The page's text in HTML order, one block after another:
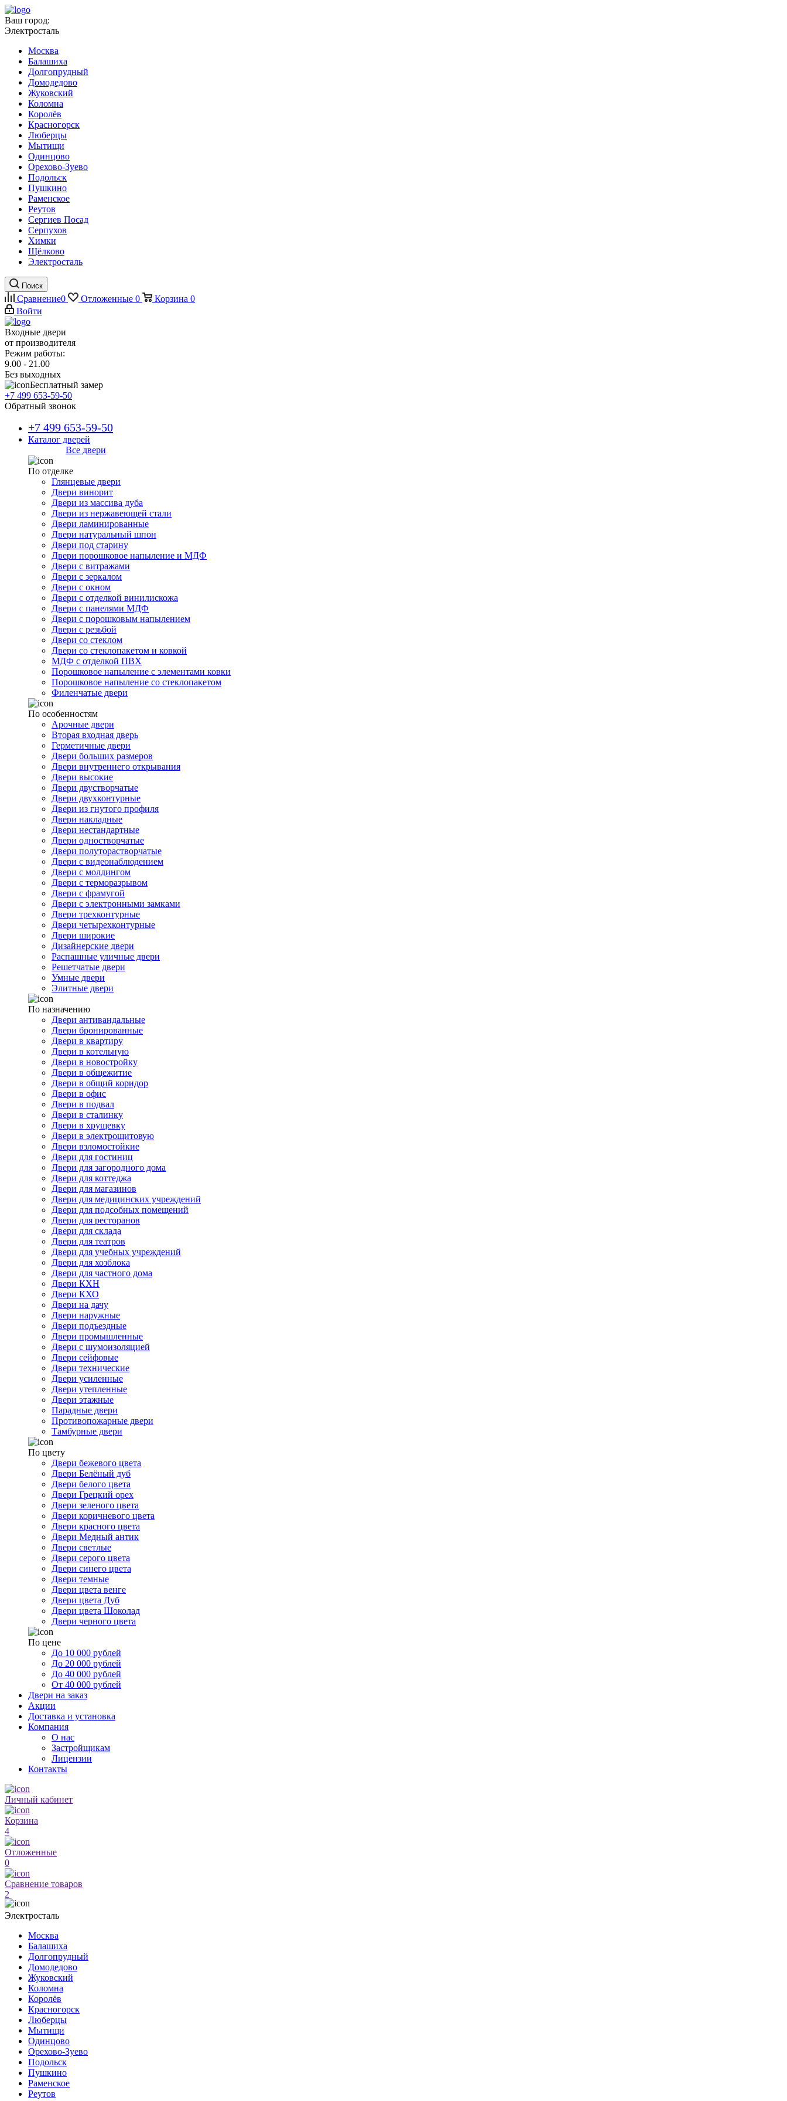
Ваш город:
Электросталь
Москва
Балашиха
Долгопрудный
Домодедово
Жуковский
Коломна
Королёв
Красногорск
Люберцы
Мытищи
Одинцово
Орехово-Зуево
Подольск
Пушкино
Раменское
Реутов
Сергиев Посад
Серпухов
Химки
Щёлково
Электросталь
Поиск
Сравнение0 Отложенные 0 Корзина 0
Войти
Входные двери
от производителя
Режим работы:
9.00 - 21.00
Без выходных
Бесплатный замер
+7 499 653-59-50
Обратный звонок
+7 499 653-59-50
Каталог дверей
Все двери
По отделке
Глянцевые двери
Двери винорит
Двери из массива дуба
Двери из нержавеющей стали
Двери ламинированные
Двери натуральный шпон
Двери под старину
Двери порошковое напыление и МДФ
Двери с витражами
Двери с зеркалом
Двери с окном
Двери с отделкой винилискожа
Двери с панелями МДФ
Двери с порошковым напылением
Двери с резьбой
Двери со стеклом
Двери со стеклопакетом и ковкой
МДФ с отделкой ПВХ
Порошковое напыление с элементами ковки
Порошковое напыление со стеклопакетом
Филенчатые двери
По особенностям
Арочные двери
Вторая входная дверь
Герметичные двери
Двери больших размеров
Двери внутреннего открывания
Двери высокие
Двери двустворчатые
Двери двухконтурные
Двери из гнутого профиля
Двери накладные
Двери нестандартные
Двери одностворчатые
Двери полуторастворчатые
Двери с видеонаблюдением
Двери с молдингом
Двери с терморазрывом
Двери с фрамугой
Двери с электронными замками
Двери трехконтурные
Двери четырехконтурные
Двери широкие
Дизайнерские двери
Распашные уличные двери
Решетчатые двери
Умные двери
Элитные двери
По назначению
Двери антивандальные
Двери бронированные
Двери в квартиру
Двери в котельную
Двери в новостройку
Двери в общежитие
Двери в общий коридор
Двери в офис
Двери в подвал
Двери в сталинку
Двери в хрущевку
Двери в электрощитовую
Двери взломостойкие
Двери для гостиниц
Двери для загородного дома
Двери для коттеджа
Двери для магазинов
Двери для медицинских учреждений
Двери для подсобных помещений
Двери для ресторанов
Двери для склада
Двери для театров
Двери для учебных учреждений
Двери для хозблока
Двери для частного дома
Двери КХН
Двери КХО
Двери на дачу
Двери наружные
Двери подъездные
Двери промышленные
Двери с шумоизоляцией
Двери сейфовые
Двери технические
Двери усиленные
Двери утепленные
Двери этажные
Парадные двери
Противопожарные двери
Тамбурные двери
По цвету
Двери бежевого цвета
Двери Белёный дуб
Двери белого цвета
Двери Грецкий орех
Двери зеленого цвета
Двери коричневого цвета
Двери красного цвета
Двери Медный антик
Двери светлые
Двери серого цвета
Двери синего цвета
Двери темные
Двери цвета венге
Двери цвета Дуб
Двери цвета Шоколад
Двери черного цвета
По цене
До 10 000 рублей
До 20 000 рублей
До 40 000 рублей
От 40 000 рублей
Двери на заказ
Акции
Доставка и установка
Компания
О нас
Застройщикам
Лицензии
Контакты
Личный кабинет
Корзина
4
Отложенные
0
Сравнение товаров
2
Электросталь
Москва
Балашиха
Долгопрудный
Домодедово
Жуковский
Коломна
Королёв
Красногорск
Люберцы
Мытищи
Одинцово
Орехово-Зуево
Подольск
Пушкино
Раменское
Реутов